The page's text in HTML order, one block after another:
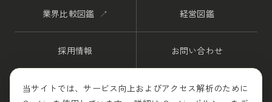
業界比較図鑑 ↗ 経営図鑑
採用情報 お問い合わせ
プライバシーポリシー 利用規約
当サイトでは、サービス向上およびアクセス解析のために